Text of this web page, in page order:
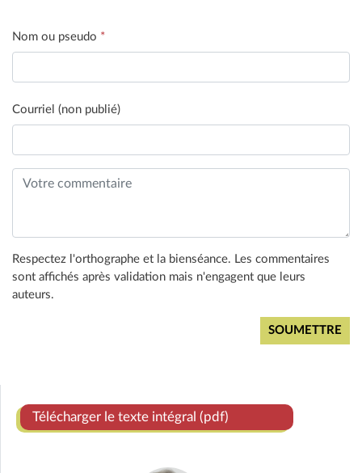
Nom ou pseudo *
Courriel (non publié)
Respectez l'orthographe et la bienséance. Les commentaires
sont affichés après validation mais n'engagent que leurs
auteurs.
Télécharger le texte intégral (pdf)